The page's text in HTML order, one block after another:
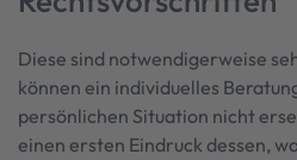
Diese sind notwendigerweise
können ein individuelles
persönlichen Situation nicht
einen ersten Eindruck dessen,